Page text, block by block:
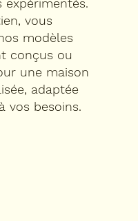
vous
modèles
conçus ou
une maison
adaptée
vos besoins.